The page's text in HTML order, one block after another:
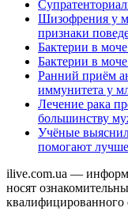
Шизофрения у
признаки
Бактерии в
Бактерии в
Ранний приём
иммунитета у
Лечение рака
большинству
Учёные
помогают
ilive.com.ua —
носят
квалифицированного